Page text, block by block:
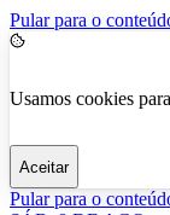
Pular para o
Usamos cookies
Aceitar
Pular para o